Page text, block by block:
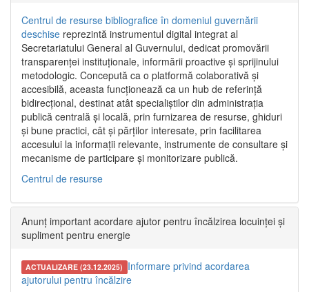
Centrul de resurse bibliografice în domeniul guvernării
deschise reprezintă instrumentul digital integrat al
Secretariatului General al Guvernului, dedicat promovării
transparenței instituționale, informării proactive și sprijinului
metodologic. Concepută ca o platformă colaborativă și
accesibilă, aceasta funcționează ca un hub de referință
bidirecțional, destinat atât specialiștilor din administrația
publică centrală și locală, prin furnizarea de resurse, ghiduri
și bune practici, cât și părților interesate, prin facilitarea
accesului la informații relevante, instrumente de consultare și
mecanisme de participare și monitorizare publică.
Centrul de resurse
Anunț important acordare ajutor pentru încălzirea locuinței și
supliment pentru energie
ACTUALIZARE (23.12.2025) Informare privind acordarea
ajutorului pentru încălzire